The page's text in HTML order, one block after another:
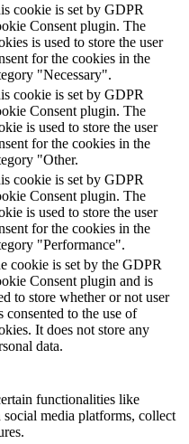
cookie is set by GDPR
Consent plugin. The
is used to store the user
for the cookies in the
"Necessary".
cookie is set by GDPR
Consent plugin. The
is used to store the user
for the cookies in the
"Other.
cookie is set by GDPR
Consent plugin. The
is used to store the user
for the cookies in the
"Performance".
cookie is set by the GDPR
Consent plugin and is
to store whether or not user
consented to the use of
It does not store any
data.
functionalities like
media platforms, collect